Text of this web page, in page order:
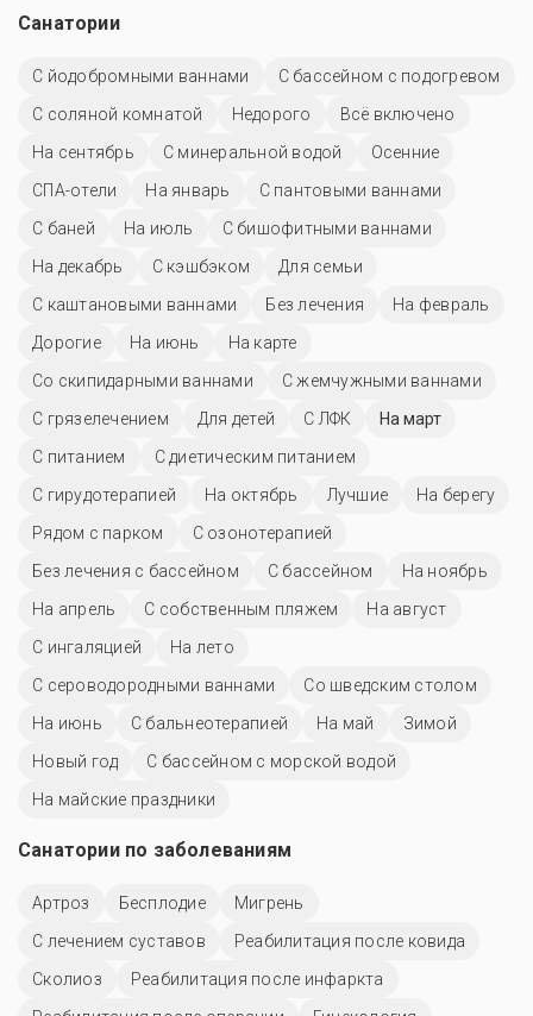
Санатории
С йодобромными ваннами
С бассейном с подогревом
С соляной комнатой
Недорого
Всё включено
На сентябрь
С минеральной водой
Осенние
СПА-отели
На январь
С пантовыми ваннами
С баней
На июль
С бишофитными ваннами
На декабрь
С кэшбэком
Для семьи
С каштановыми ваннами
Без лечения
На февраль
Дорогие
На июнь
На карте
Со скипидарными ваннами
С жемчужными ваннами
С грязелечением
Для детей С ЛФК
На март
С питанием
С диетическим питанием
С гирудотерапией
На октябрь Лучшие
На берегу
Рядом с парком
С озонотерапией
Без лечения с бассейном
C бассейном
На ноябрь
На апрель
С собственным пляжем
На август
С ингаляцией
На лето
С сероводородными ваннами
Со шведским столом
На июнь
С бальнеотерапией На май
Зимой
Новый год
С бассейном с морской водой
На майские праздники
Санатории по заболеваниям
Артроз Бесплодие
Мигрень
С лечением суставов
Реабилитация после ковида
Сколиоз
Реабилитация после инфаркта